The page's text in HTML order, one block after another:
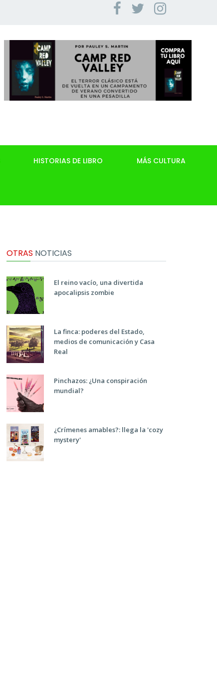
HISTORIAS DE LIBRO MÁS CULTURA
OTRAS NOTICIAS
El reino vacío, una divertida
apocalipsis zombie
La finca: poderes del Estado,
medios de comunicación y Casa
Real
Pinchazos: ¿Una conspiración
mundial?
¿Crímenes amables?: llega la 'cozy
mystery'